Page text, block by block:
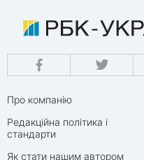
Про компанію
Редакційна політика і
стандарти
Як стати нашим автором